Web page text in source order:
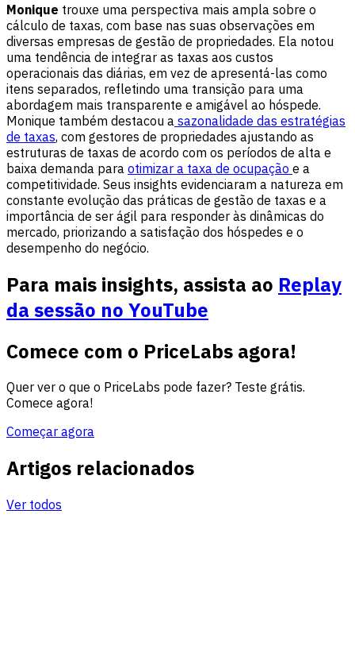
Monique trouxe uma perspectiva mais ampla sobre o
cálculo de taxas, com base nas suas observações em
diversas empresas de gestão de propriedades. Ela notou
uma tendência de integrar as taxas aos custos
operacionais das diárias, em vez de apresentá-las como
itens separados, refletindo uma transição para uma
abordagem mais transparente e amigável ao hóspede.
Monique também destacou a sazonalidade das estratégias
de taxas, com gestores de propriedades ajustando as
estruturas de taxas de acordo com os períodos de alta e
baixa demanda para otimizar a taxa de ocupação e a
competitividade. Seus insights evidenciaram a natureza em
constante evolução das práticas de gestão de taxas e a
importância de ser ágil para responder às dinâmicas do
mercado, priorizando a satisfação dos hóspedes e o
desempenho do negócio.
Para mais insights, assista ao Replay
da sessão no YouTube
Comece com o PriceLabs agora!
Quer ver o que o PriceLabs pode fazer? Teste grátis.
Comece agora!
Começar agora
Artigos relacionados
Ver todos